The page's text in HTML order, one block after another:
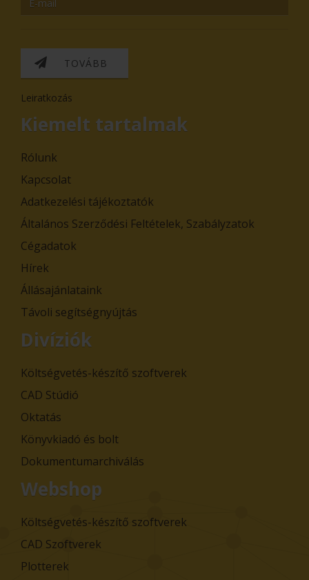
TOVÁBB
Leiratkozás
Kiemelt tartalmak
Rólunk
Kapcsolat
Adatkezelési tájékoztatók
Általános Szerződési Feltételek, Szabályzatok
Cégadatok
Hírek
Állásajánlataink
Távoli segítségnyújtás
Divíziók
Költségvetés-készítő szoftverek
CAD Stúdió
Oktatás
Könyvkiadó és bolt
Dokumentumarchiválás
Webshop
Költségvetés-készítő szoftverek
CAD Szoftverek
Plotterek